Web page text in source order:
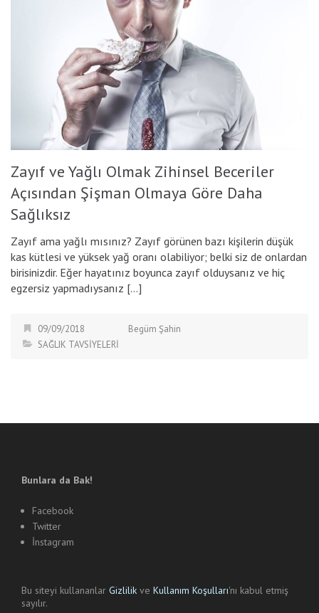
Zayıf ve Yağlı Olmak Zihinsel Beceriler
Açısından Şişman Olmaya Göre Daha
Sağlıksız
Zayıf ama yağlı mısınız? Zayıf görünen bazı kişilerin düşük
kas kütlesi ve yüksek yağ oranı olabiliyor; belki siz de onlardan
birisinizdir. Eğer hayatınız boyunca zayıf olduysanız ve hiç
egzersiz yapmadıysanız […]
09/09/2018
Begüm Şahin
SAĞLIK TAVSİYELERİ
Bunlara da Bak!
Facebook
Twitter
İnstagram
Bu siteyi kullananlar Gizlilik ve Kullanım Koşulları'nı kabul etmiş
sayılır.